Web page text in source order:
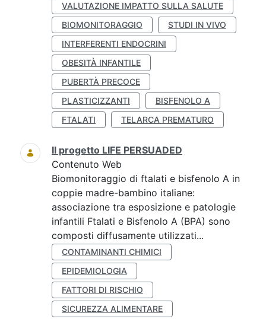
VALUTAZIONE IMPATTO SULLA SALUTE
BIOMONITORAGGIO
STUDI IN VIVO
INTERFERENTI ENDOCRINI
OBESITÀ INFANTILE
PUBERTÀ PRECOCE
PLASTICIZZANTI
BISFENOLO A
FTALATI
TELARCA PREMATURO
Il progetto LIFE PERSUADED
Contenuto Web
Biomonitoraggio di ftalati e bisfenolo A in
coppie madre-bambino italiane:
associazione tra esposizione e patologie
infantili Ftalati e Bisfenolo A (BPA) sono
composti diffusamente utilizzati...
CONTAMINANTI CHIMICI
EPIDEMIOLOGIA
FATTORI DI RISCHIO
SICUREZZA ALIMENTARE